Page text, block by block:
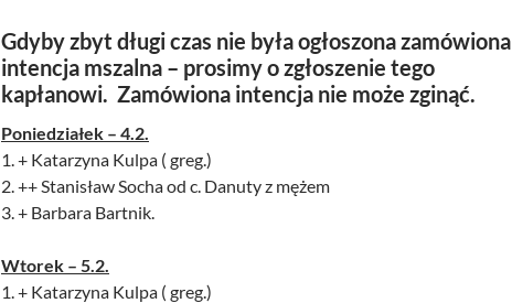
Gdyby zbyt długi czas nie była ogłoszona zamówiona
intencja mszalna – prosimy o zgłoszenie tego
kapłanowi. Zamówiona intencja nie może zginąć.
Poniedziałek – 4.2.
1. + Katarzyna Kulpa ( greg.)
2. ++ Stanisław Socha od c. Danuty z mężem
3. + Barbara Bartnik.
Wtorek – 5.2.
1. + Katarzyna Kulpa ( greg.)